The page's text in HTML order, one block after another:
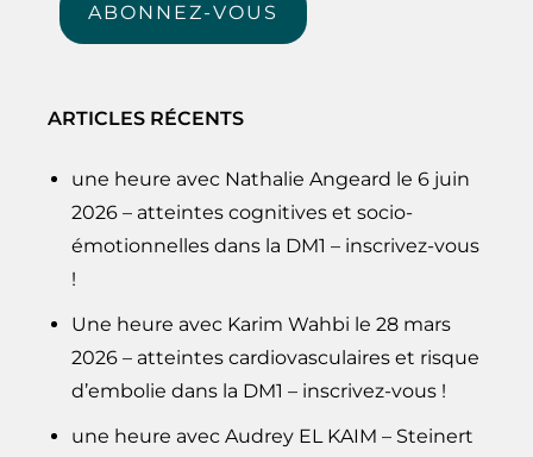
ABONNEZ-VOUS
ARTICLES RÉCENTS
une heure avec Nathalie Angeard le 6 juin
2026 – atteintes cognitives et socio-
émotionnelles dans la DM1 – inscrivez-vous
!
Une heure avec Karim Wahbi le 28 mars
2026 – atteintes cardiovasculaires et risque
d’embolie dans la DM1 – inscrivez-vous !
une heure avec Audrey EL KAIM – Steinert